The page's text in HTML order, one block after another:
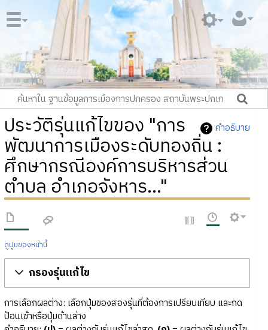
คำอธิบาย
ประวัติรุ่นแก้ไขของ "การ
พัฒนาการเมืองระดับทองถิ่น :
ศึกษากรณีองค์การบริหารส่วน
ตำบล อำเภอจังหาร..."
ดูปูมของหน้านี้
กรองรุ่นแก้ไข
การเลือกผลต่าง: เลือกปุ่มของสองรุ่นที่ต้องการเปรียบเทียบ และกด
ป้อนเข้าหรือปุ่มด้านล่าง